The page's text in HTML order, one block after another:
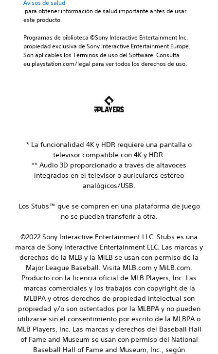
Avisos de salud
este producto.
Programas de biblioteca ©Sony Interactive Entertainment Inc.
propiedad exclusiva de Sony Interactive Entertainment Europe.
Son aplicables los Términos de uso del Software. Consulta
eu.playstation.com/legal para ver todos los derechos de uso.
* La funcionalidad 4K y HDR requiere una pantalla o
televisor compatible con 4K y HDR.
** Audio 3D proporcionado a través de altavoces
integrados en el televisor o auriculares estéreo
analógicos/USB.
Los Stubs™ que se compren en una plataforma de juego
no se pueden transferir a otra.
©2022 Sony Interactive Entertainment LLC. Stubs es una
marca de Sony Interactive Entertainment LLC. Las marcas y
derechos de la MLB y la MiLB se usan con permiso de la
Major League Baseball. Visita MLB.com y MiLB.com.
Producto con la licencia oficial de MLB Players, Inc. Las
marcas comerciales y los trabajos con copyright de la
MLBPA y otros derechos de propiedad intelectual son
propiedad y/o son ostentados por la MLBPA y no pueden
utilizarse sin el consentimiento por escrito de la MLBPA o
MLB Players, Inc. Las marcas y derechos del Baseball Hall
of Fame and Museum se usan con permiso del National
Baseball Hall of Fame and Museum, Inc., según